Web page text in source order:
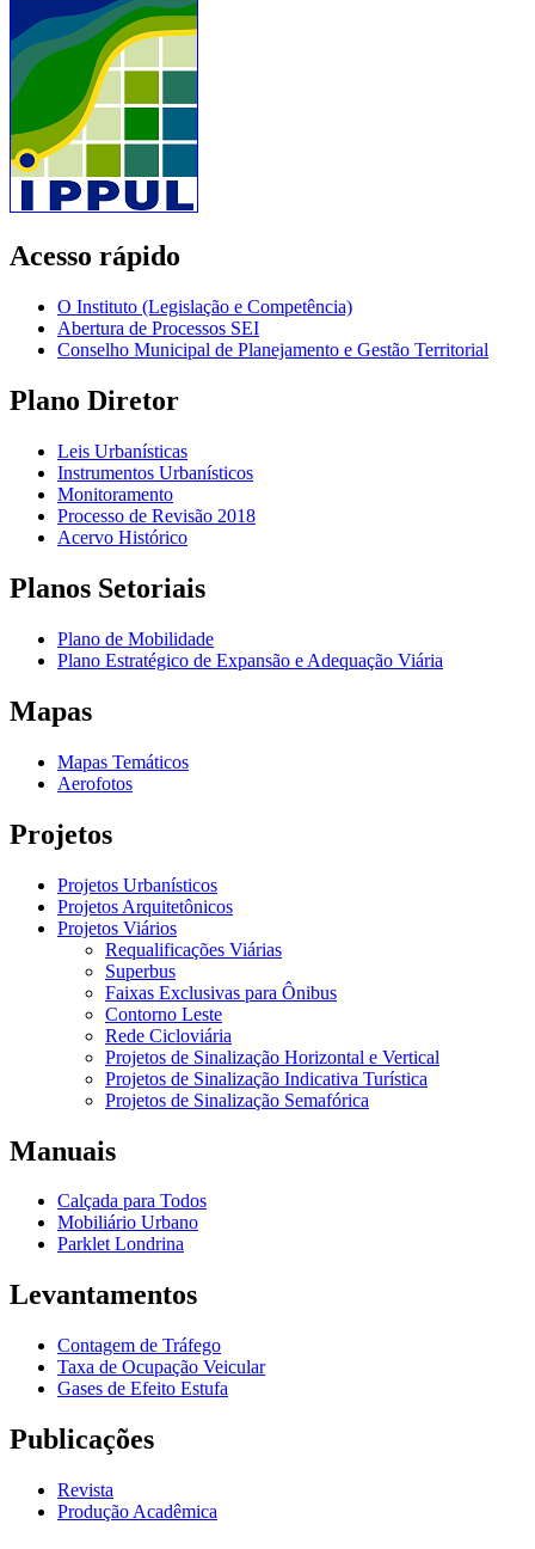
Acesso rápido
O Instituto (Legislação e Competência)
Abertura de Processos SEI
Conselho Municipal de Planejamento e Gestão Territorial
Plano Diretor
Leis Urbanísticas
Instrumentos Urbanísticos
Monitoramento
Processo de Revisão 2018
Acervo Histórico
Planos Setoriais
Plano de Mobilidade
Plano Estratégico de Expansão e Adequação Viária
Mapas
Mapas Temáticos
Aerofotos
Projetos
Projetos Urbanísticos
Projetos Arquitetônicos
Projetos Viários
Requalificações Viárias
Superbus
Faixas Exclusivas para Ônibus
Contorno Leste
Rede Cicloviária
Projetos de Sinalização Horizontal e Vertical
Projetos de Sinalização Indicativa Turística
Projetos de Sinalização Semafórica
Manuais
Calçada para Todos
Mobiliário Urbano
Parklet Londrina
Levantamentos
Contagem de Tráfego
Taxa de Ocupação Veicular
Gases de Efeito Estufa
Publicações
Revista
Produção Acadêmica